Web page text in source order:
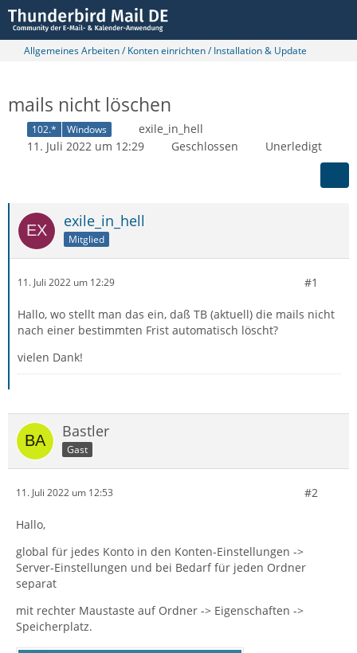
Allgemeines Arbeiten / Konten einrichten / Installation & Update
mails nicht löschen
102.* Windows
exile_in_hell
11. Juli 2022 um 12:29
Geschlossen Unerledigt
exile_in_hell
Mitglied
11. Juli 2022 um 12:29 #1
Hallo, wo stellt man das ein, daß TB (aktuell) die mails nicht
nach einer bestimmten Frist automatisch löscht?
vielen Dank!
Bastler
Gast
11. Juli 2022 um 12:53 #2
Hallo,
global für jedes Konto in den Konten-Einstellungen ->
Server-Einstellungen und bei Bedarf für jeden Ordner
separat
mit rechter Maustaste auf Ordner -> Eigenschaften ->
Speicherplatz.